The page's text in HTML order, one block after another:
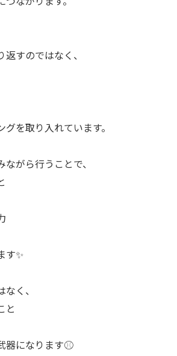
すのではなく、
を取り入れています。
がら行うことで、
す✨
く、
と
器になります⚾️